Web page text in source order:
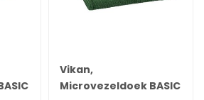
Vikan,
Microvezeldoek BASIC